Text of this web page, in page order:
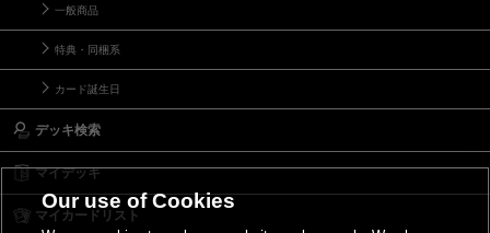
一般商品
特典・同梱系
カード誕生日
デッキ検索
マイデッキ
マイカードリスト
Our use of Cookies